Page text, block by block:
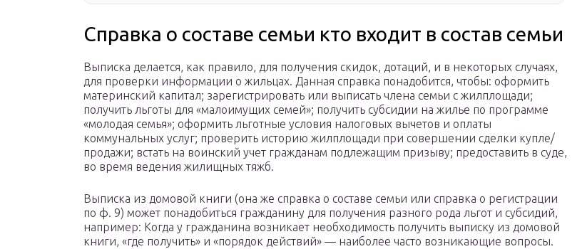
Справка о составе семьи кто входит в состав семьи
Выписка делается, как правило, для получения скидок, дотаций, и в некоторых случаях,
для проверки информации о жильцах. Данная справка понадобится, чтобы: оформить
материнский капитал; зарегистрировать или выписать члена семьи с жилплощади;
получить льготы для «малоимущих семей»; получить субсидии на жилье по программе
«молодая семья»; оформить льготные условия налоговых вычетов и оплаты
коммунальных услуг; проверить историю жилплощади при совершении сделки купле/
продажи; встать на воинский учет гражданам подлежащим призыву; предоставить в суде,
во время ведения жилищных тяжб.
Выписка из домовой книги (она же справка о составе семьи или справка о регистрации
по ф. 9) может понадобиться гражданину для получения разного рода льгот и субсидий,
например: Когда у гражданина возникает необходимость получить выписку из домовой
книги, «где получить» и «порядок действий» — наиболее часто возникающие вопросы.